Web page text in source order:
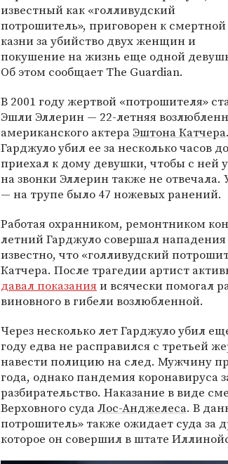
известный как «голливудский
потрошитель», приговорен к смертной
казни за убийство двух женщин и
покушение на жизнь еще одной
Об этом сообщает The Guardian.
В 2001 году жертвой «потрошителя»
Эшли Эллерин — 22-летняя
американского актера Эштона Катчера.
Гарджуло убил ее за несколько часов
приехал к дому девушки, чтобы с ней
на звонки Эллерин также не
— на трупе было 47 ножевых ранений.
Работая охранником, ремонтником
летний Гарджуло совершал
известно, что «голливудский
Катчера. После трагедии артист
давал показанияи всячески помогал
виновного в гибели возлюбленной.
Через несколько лет Гарджуло убил
году едва не расправился с третьей
навести полицию на след. Мужчину
года, однако пандемия коронавируса
разбирательство. Наказание в виде
Верховного судаЛос-Анджелеса. В
потрошитель» также ожидает суда за
которое он совершил в штате